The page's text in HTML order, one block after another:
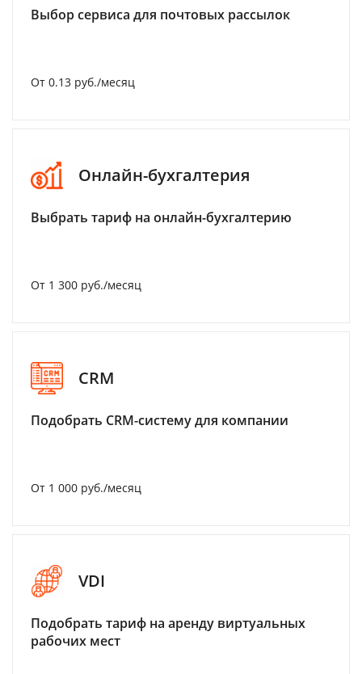
Выбор сервиса для почтовых рассылок
От 0.13 руб./месяц
Онлайн-бухгалтерия
Выбрать тариф на онлайн-бухгалтерию
От 1 300 руб./месяц
CRM
Подобрать CRM-систему для компании
От 1 000 руб./месяц
VDI
Подобрать тариф на аренду виртуальных
рабочих мест